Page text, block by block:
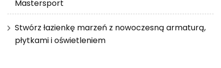
Mastersport
Stwórz łazienkę marzeń z nowoczesną armaturą,
płytkami i oświetleniem